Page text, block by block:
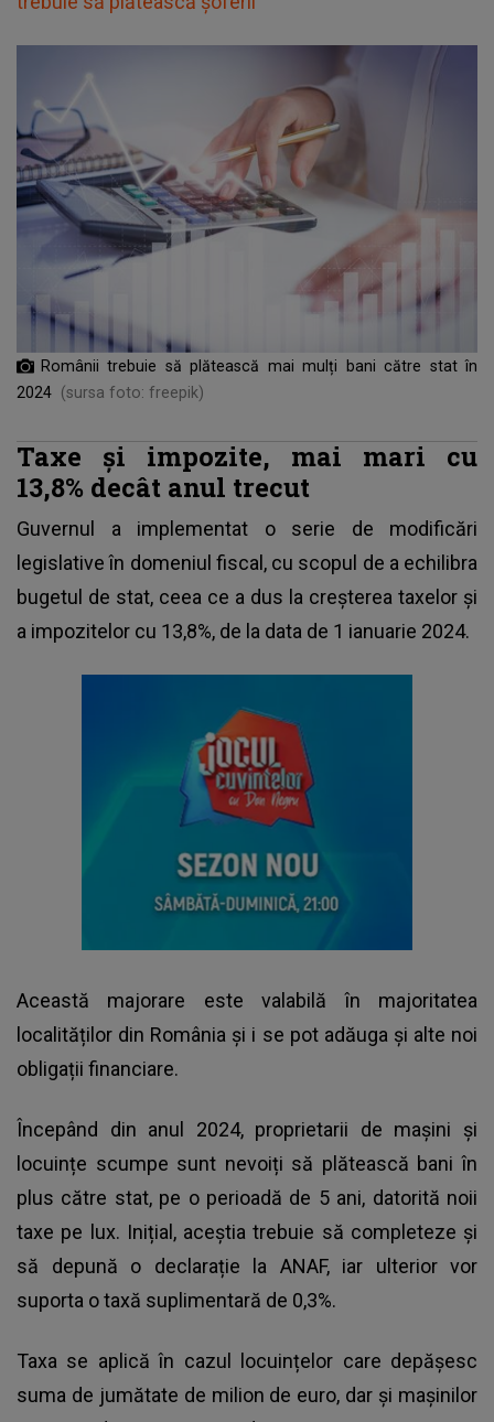
Românii trebuie să plătească mai mulți bani către stat în
2024 (sursa foto: freepik)
Taxe și impozite, mai mari cu
13,8% decât anul trecut
Guvernul a implementat o serie de modificări
legislative în domeniul fiscal, cu scopul de a echilibra
bugetul de stat, ceea ce a dus la creșterea taxelor și
a impozitelor cu 13,8%, de la data de 1 ianuarie 2024.
Această majorare este valabilă în majoritatea
localităților din România și i se pot adăuga și alte noi
obligații financiare.
Începând din anul 2024, proprietarii de mașini și
locuințe scumpe sunt nevoiți să plătească bani în
plus către stat, pe o perioadă de 5 ani, datorită noii
taxe pe lux. Inițial, aceștia trebuie să completeze și
să depună o declarație la ANAF, iar ulterior vor
suporta o taxă suplimentară de 0,3%.
Taxa se aplică în cazul locuințelor care depășesc
suma de jumătate de milion de euro, dar și mașinilor